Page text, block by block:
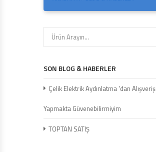
SON BLOG & HABERLER
Çelik Elektrik Aydınlatma 'dan Alışveriş
Yapmakta Güvenebilirmiyim
TOPTAN SATIŞ